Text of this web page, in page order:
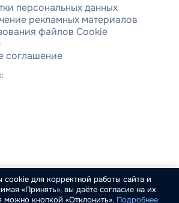
персональных данных
рекламных материалов
файлов Cookie
соглашение
для корректной работы сайта и
«Принять», вы даёте согласие на их
можно кнопкой «Отклонить». Подробнее